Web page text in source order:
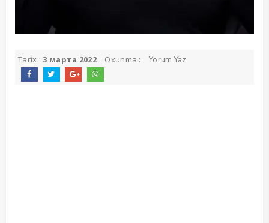
Tarix :3 марта 2022 Oxunma : Yorum Yaz